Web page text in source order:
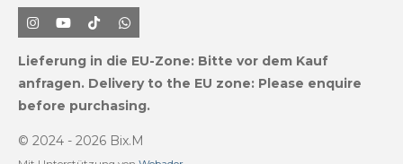
I
n
t
a
r
m
Y
o
T
u
e
T
i
k
T
o
W
h
t
s
p
Lieferung in die EU-Zone: Bitte vor dem Kauf
anfragen. Delivery to the EU zone: Please enquire
before purchasing.
© 2024 - 2026 Bix.M